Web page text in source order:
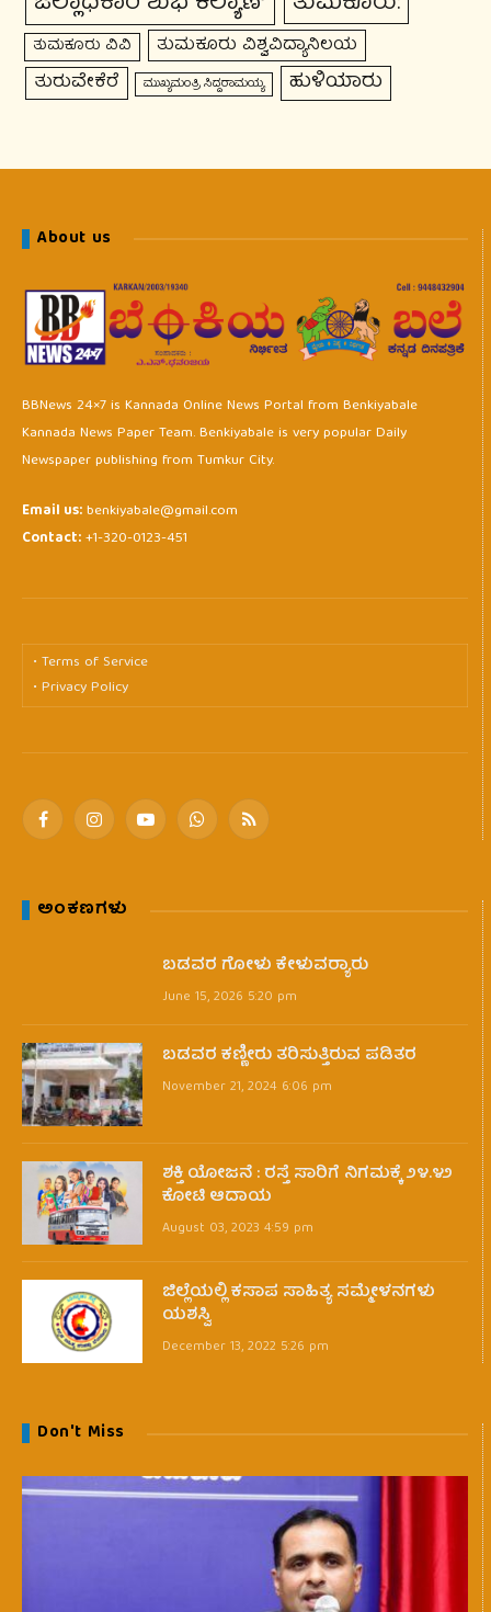
ತುಮಕೂರು ವಿವಿ ತುಮಕೂರು ವಿಶ್ವವಿದ್ಯಾನಿಲಯ
ತುರುವೇಕೆರೆ ಮುಖ್ಯಮಂತ್ರಿ ಸಿದ್ದರಾಮಯ್ಯ ಹುಳಿಯಾರು
About us
BBNews 24×7 is Kannada Online News Portal from Benkiyabale
Kannada News Paper Team. Benkiyabale is very popular Daily
Newspaper publishing from Tumkur City.
Email us:benkiyabale@gmail.com
Contact:+1-320-0123-451
• Terms of Service
• Privacy Policy
FacebookInstagramYouTubeWhatsApp
RSS
ಅಂಕಣಗಳು
ಬಡವರ ಗೋಳು ಕೇಳುವರ‍್ಯಾರು
June 15, 2026 5:20 pm
ಬಡವರ ಕಣ್ಣೀರು ತರಿಸುತ್ತಿರುವ ಪಡಿತರ
November 21, 2024 6:06 pm
ಶಕ್ತಿ ಯೋಜನೆ : ರಸ್ತೆ ಸಾರಿಗೆ ನಿಗಮಕ್ಕೆ ೨೪.೪೨
ಕೋಟಿ ಆದಾಯ
August 03, 2023 4:59 pm
ಜಿಲ್ಲೆಯಲ್ಲಿ ಕಸಾಪ ಸಾಹಿತ್ಯ ಸಮ್ಮೇಳನಗಳು
ಯಶಸ್ವಿ
December 13, 2022 5:26 pm
Don't Miss